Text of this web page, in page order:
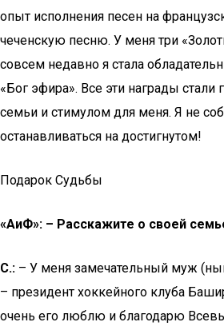
опыт исполнения песен на
чеченскую песню. У меня три
совсем недавно я стала
«Бог эфира». Все эти награды
семьи и стимулом для меня. Я не
останавливаться на достигнутом!
Подарок Судьбы
«AиФ»: – Расскажите о своей
С.: – У меня замечательный муж
– президент хоккейного клуба
очень его люблю и благодарю